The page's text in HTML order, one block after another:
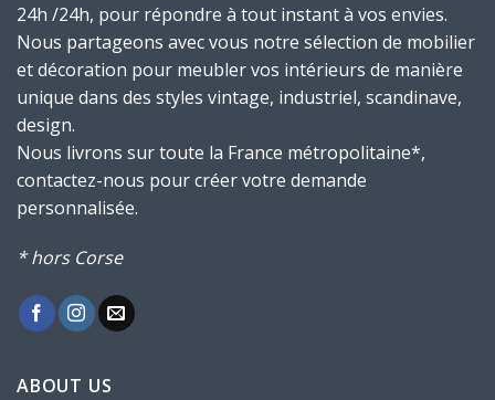
24h /24h, pour répondre à tout instant à vos envies.
Nous partageons avec vous notre sélection de mobilier
et décoration pour meubler vos intérieurs de manière
unique dans des styles vintage, industriel, scandinave,
design.
Nous livrons sur toute la France métropolitaine*,
contactez-nous pour créer votre demande
personnalisée.
* hors Corse
ABOUT US